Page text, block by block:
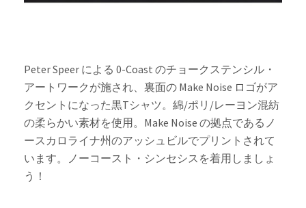
Peter Speer による 0-Coast のチョークステンシル・
アートワークが施され、裏面の Make Noise ロゴがア
クセントになった黒Tシャツ。綿/ポリ/レーヨン混紡
の柔らかい素材を使用。Make Noise の拠点であるノ
ースカロライナ州のアッシュビルでプリントされて
います。ノーコースト・シンセシスを着用しましょ
う！